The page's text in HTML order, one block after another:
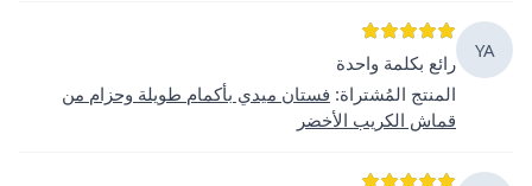
YA
رائع بكلمة واحدة
المنتج المُشتراة: فستان ميدي بأكمام طويلة وحزام من
قماش الكريب الأخضر